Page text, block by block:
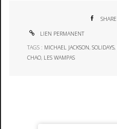
SHARE
LIEN PERMANENT
TAGS : MICHAEL JACKSON,SOLIDAYS,
CHAO, LES WAMPAS